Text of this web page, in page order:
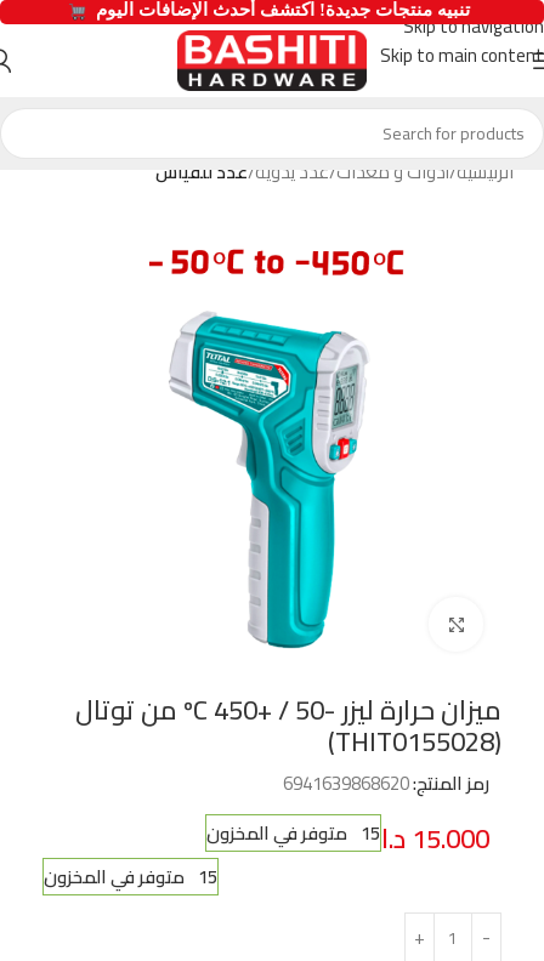
Skip to navigation
Skip to main content
الرئيسية أدوات و معدات عدد يدوية عدد للقياس
Click to enlarge
ميزان حرارة ليزر -50 / +450 ºC من توتال
(THIT0155028)
رمز المنتج:6941639868620
15.000د.ا15 متوفر في المخزون
15 متوفر في المخزون
  تنبيه منتجات جديدة! اكتشف أحدث الإضافات اليوم